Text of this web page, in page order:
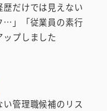
だけでは見えない
…」「従業員の素行
プしました
管理職候補のリス